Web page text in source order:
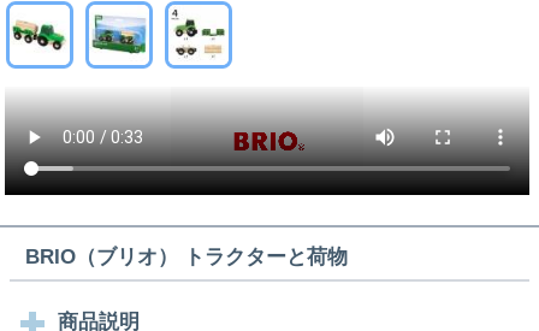
BRIO（ブリオ） トラクターと荷物
商品説明